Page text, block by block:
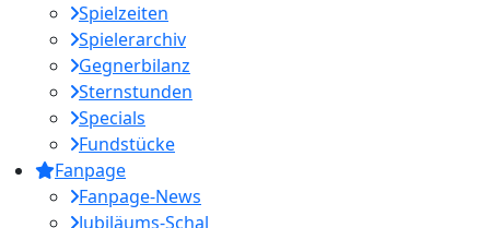
Spielzeiten
Spielerarchiv
Gegnerbilanz
Sternstunden
Specials
Fundstücke
Fanpage
Fanpage-News
Jubiläums-Schal